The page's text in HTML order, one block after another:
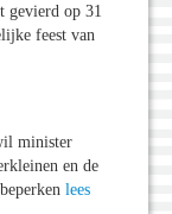
gevierd op 31
feest van
minister
en de
lees